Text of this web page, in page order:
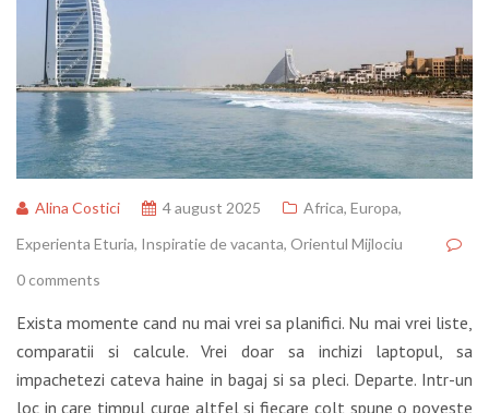
Alina Costici 4 august 2025 Africa, Europa,
Experienta Eturia, Inspiratie de vacanta, Orientul Mijlociu
0 comments
Exista momente cand nu mai vrei sa planifici. Nu mai vrei liste,
comparatii si calcule. Vrei doar sa inchizi laptopul, sa
impachetezi cateva haine in bagaj si sa pleci. Departe. Intr-un
loc in care timpul curge altfel si fiecare colt spune o poveste